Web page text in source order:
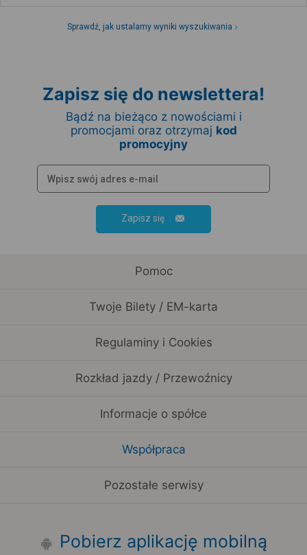
Sprawdź, jak ustalamy wyniki wyszukiwania
Zapisz się do newslettera!
Bądź na bieżąco z nowościami i
promocjami oraz otrzymaj kod
promocyjny
Zapisz się
Pomoc
Twoje Bilety / EM-karta
Regulaminy i Cookies
Rozkład jazdy / Przewoźnicy
Informacje o spółce
Współpraca
Pozostałe serwisy
Pobierz aplikację mobilną